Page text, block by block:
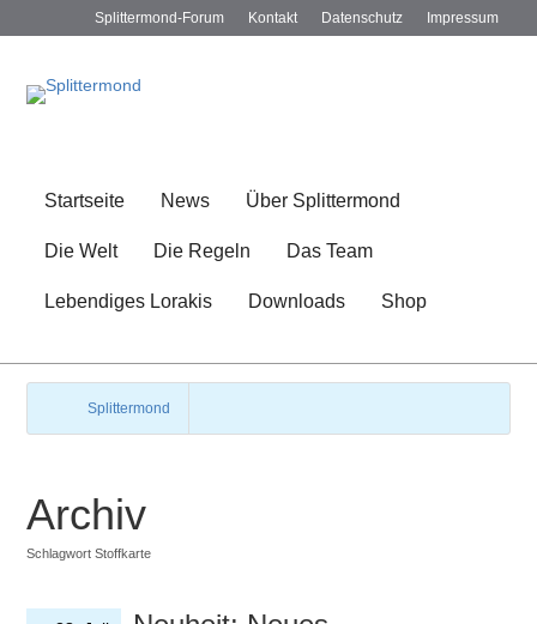
Impressum
Datenschutz
Kontakt
Splittermond-Forum
Startseite News Über Splittermond
Die Welt Die Regeln Das Team
Lebendiges Lorakis Downloads Shop
Splittermond
Archiv
Schlagwort Stoffkarte